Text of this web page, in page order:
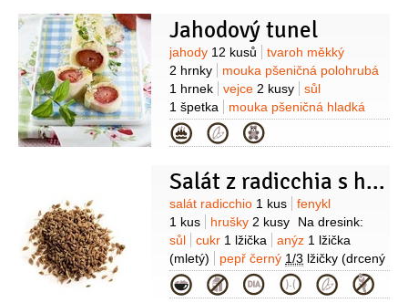
Jahodový tunel
Suroviny
jahody 12 kusů
tvaroh měkký
2 hrnky
mouka pšeničná polohrubá
1 hrnek
vejce 2 kusy
sůl
1 špetka
mouka pšeničná hladká
1 hrnek (na vál)
(rozpuštěné, na přelití)
pšeničné
moučkový1/2hrnku (na posypání)
Kategorie
Salát z radicchia s hruškami
Suroviny
salát radicchio 1 kus
fenykl
1 kus
hrušky 2 kusy
Na dresink:
sůl
cukr 1 lžička anýz 1 lžička
(mletý)
pepř černý 1/3 lžičky (drcený
)
olej olivový1/2 hrnku
šťáva
pomerančová1/3hrnku
Kategorie